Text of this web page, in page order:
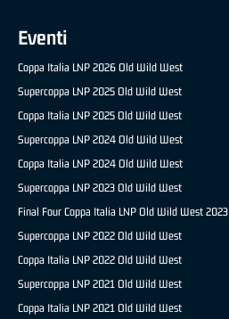
Eventi
Coppa Italia LNP 2026 Old Wild West
Supercoppa LNP 2025 Old Wild West
Coppa Italia LNP 2025 Old Wild West
Supercoppa LNP 2024 Old Wild West
Coppa Italia LNP 2024 Old Wild West
Supercoppa LNP 2023 Old Wild West
Final Four Coppa Italia LNP Old Wild West 2023
Supercoppa LNP 2022 Old Wild West
Coppa Italia LNP 2022 Old Wild West
Supercoppa LNP 2021 Old Wild West
Coppa Italia LNP 2021 Old Wild West